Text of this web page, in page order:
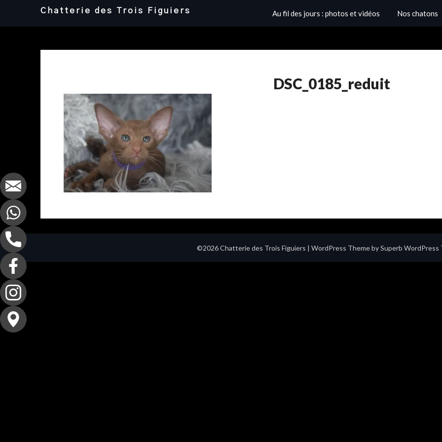
Chatterie des Trois Figuiers Au fil des jours : photos et vidéos Nos chatons
DSC_0185_reduit
©2026 Chatterie des Trois Figuiers | WordPress Theme bySuperb WordPress